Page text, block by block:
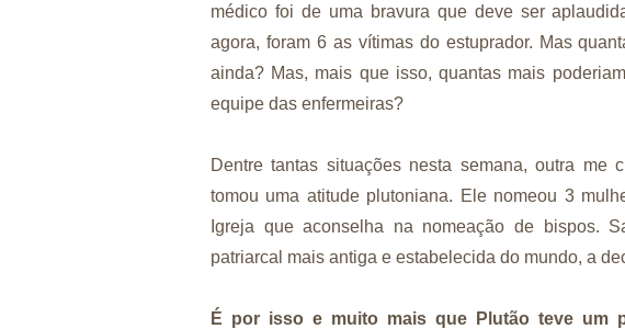
médico foi de uma bravura que deve ser
agora, foram 6 as vítimas do estuprador. Mas
ainda? Mas, mais que isso, quantas mais
equipe das enfermeiras?
Dentre tantas situações nesta semana, outra me
tomou uma atitude plutoniana. Ele nomeou 3
Igreja que aconselha na nomeação de bispos.
patriarcal mais antiga e estabelecida do mundo, a
É por isso e muito mais que Plutão teve um